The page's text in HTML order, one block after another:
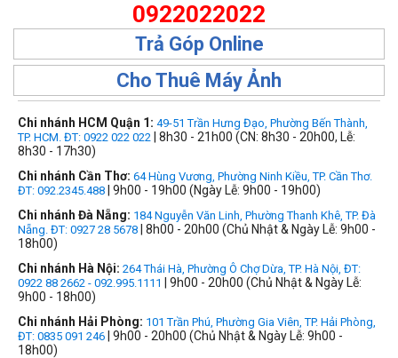
0922022022
Trả Góp Online
Cho Thuê Máy Ảnh
Chi nhánh HCM Quận 1: 49-51 Trần Hưng Đạo, Phường Bến Thành,
TP. HCM. ĐT: 0922 022 022 | 8h30 - 21h00 (CN: 8h30 - 20h00, Lễ:
8h30 - 17h30)
Chi nhánh Cần Thơ: 64 Hùng Vương, Phường Ninh Kiều, TP. Cần Thơ.
ĐT: 092.2345.488 | 9h00 - 19h00 (Ngày Lễ: 9h00 - 19h00)
Chi nhánh Đà Nẵng: 184 Nguyễn Văn Linh, Phường Thanh Khê, TP. Đà
Nẵng. ĐT: 0927 28 5678 | 8h00 - 20h00 (Chủ Nhật & Ngày Lễ: 9h00 -
18h00)
Chi nhánh Hà Nội: 264 Thái Hà, Phường Ô Chợ Dừa, TP. Hà Nội, ĐT:
0922 88 2662 - 092.995.1111
| 9h00 - 20h00 (Chủ Nhật & Ngày Lễ:
9h00 - 18h00)
Chi nhánh Hải Phòng: 101 Trần Phú, Phường Gia Viên, TP. Hải Phòng,
ĐT: 0835 091 246 | 9h00 - 20h00 (Chủ Nhật & Ngày Lễ: 9h00 -
18h00)